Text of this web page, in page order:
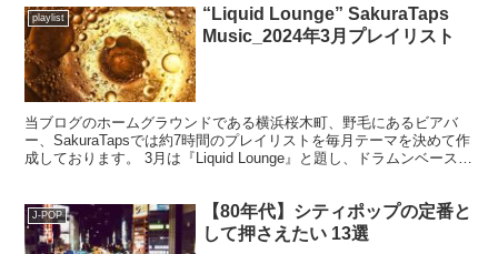
playlist
“Liquid Lounge” SakuraTaps
Music_2024年3月プレイリスト
当ブログのホームグラウンドである横浜桜木町、野毛にあるビアバ
ー、SakuraTapsでは約7時間のプレイリストを毎月テーマを決めて作
成しております。 3月は『Liquid Lounge』と題し、ドラムンベース、
J-POP
【80年代】シティポップの定番と
して押さえたい 13選